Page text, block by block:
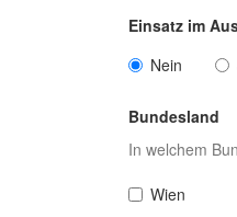
Einsatz im
Nein
Bundesland
In welchem
Wien